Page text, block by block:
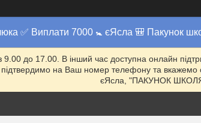
✅ Виплати 7000 🚼 єЯсла 🎒 Пакунок
з 9.00 до 17.00. В інший час доступна онлайн
підтвердимо на Ваш номер телефону та
єЯсла, "ПАКУНОК